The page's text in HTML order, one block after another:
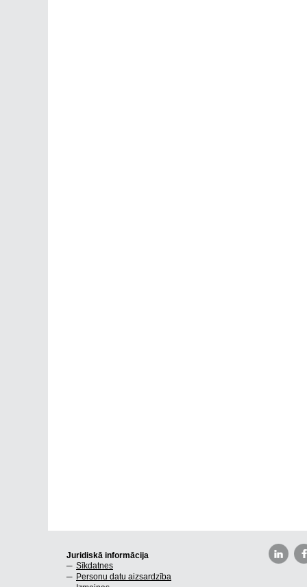
Juridiskā informācija
Sīkdatnes
Personu datu aizsardzība